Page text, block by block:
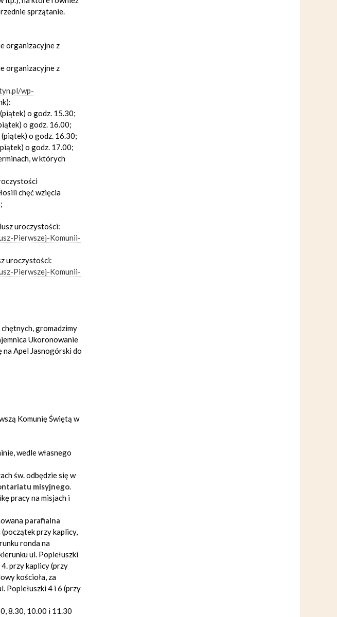
sprzątanie.
organizacyjne z
organizacyjne z
wp-
o godz. 15.30;
o godz. 16.00;
o godz. 16.30;
o godz. 17.00;
w których
chęć wzięcia
uroczystości:
Pierwszej-Komunii-
uroczystości:
Pierwszej-Komunii-
gromadzimy
Ukoronowanie
na Apel Jasnogórski do
Komunię Świętą w
wedle własnego
św. odbędzie się w
misyjnego.
pracy na misjach i
parafialna
przy kaplicy,
ronda na
ul. Popiełuszki
przy kaplicy (przy
kościoła, za
Popiełuszki 4 i 6 (przy
8.30, 10.00 i 11.30